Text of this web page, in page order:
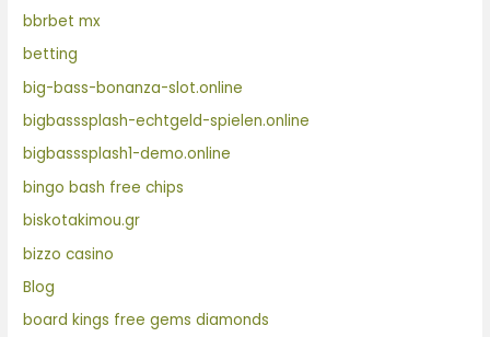
bbrbet mx
betting
big-bass-bonanza-slot.online
bigbasssplash-echtgeld-spielen.online
bigbasssplash1-demo.online
bingo bash free chips
biskotakimou.gr
bizzo casino
Blog
board kings free gems diamonds